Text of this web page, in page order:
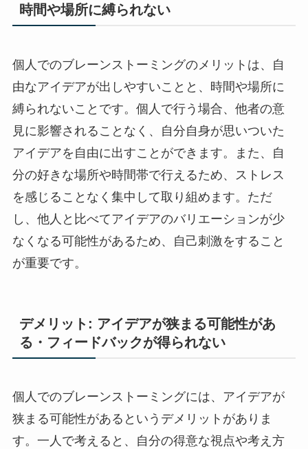
時間や場所に縛られない
個人でのブレーンストーミングのメリットは、自
由なアイデアが出しやすいことと、時間や場所に
縛られないことです。個人で行う場合、他者の意
見に影響されることなく、自分自身が思いついた
アイデアを自由に出すことができます。また、自
分の好きな場所や時間帯で行えるため、ストレス
を感じることなく集中して取り組めます。ただ
し、他人と比べてアイデアのバリエーションが少
なくなる可能性があるため、自己刺激をすること
が重要です。
デメリット: アイデアが狭まる可能性があ
る・フィードバックが得られない
個人でのブレーンストーミングには、アイデアが
狭まる可能性があるというデメリットがありま
す。一人で考えると、自分の得意な視点や考え方